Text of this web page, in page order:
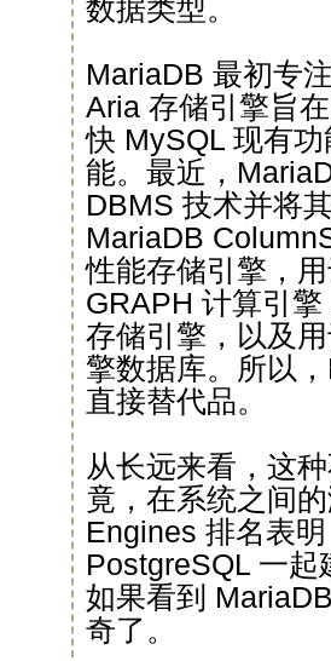
数据类型。
MariaDB 最初专
Aria 存储引擎旨
快 MySQL 现有
能。最近，
DBMS 技术并将
MariaDB
性能存储引擎，
GRAPH 计算引
存储引擎，以及
擎数据库。所以
直接替代品。
从长远来看，这
竟，在系统之间
Engines 排名表
PostgreSQL 一
如果看到
奇了。